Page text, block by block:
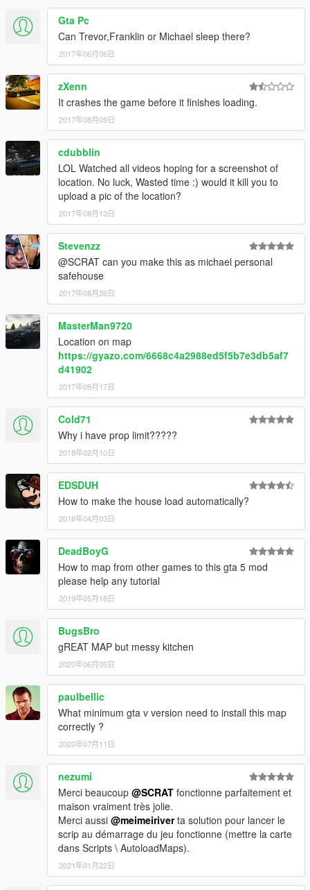
-Toilets
-A Room with jacuzzi
-Two terraces
-Swimming pool
-A bathroom
-A desk
-A Shielded room
-A living room
-A bedroom
-A dressing room
►It is located in Blaine county, east of the Alamo Sea after the
impasse across from Trevor trailer.
►The pool depth varies because the lake water rises and falls
continuously.
►Installation instructions in the archive.
►Credits to:
Guadmaz ►For its perfect map editor.
GTAMultiplayer Team ► For the object spawn unlocker
scorz ► For files object.ini of valids objects.
►Video presentation here► https://www.youtube.com/watch?
════════════════════════════════════════
══════════════════════════
Youtube Game68240 ► Subscribe :D
Gta Pc
Can Trevor,Franklin or Michael sleep there?
2017年06月06日
zXenn
It crashes the game before it finishes loading.
2017年08月09日
cdubblin
LOL Watched all videos hoping for a screenshot of
location. No luck, Wasted time :) would it kill you to
upload a pic of the location?
2017年08月13日
Stevenzz
@SCRAT can you make this as michael personal
safehouse
2017年08月26日
MasterMan9720
Location on map
https://gyazo.com/6668c4a2988ed5f5b7e3db5af7
d41902
2017年09月17日
Cold71
Why i have prop limit?????
2018年02月10日
EDSDUH
How to make the house load automatically?
2018年04月03日
DeadBoyG
How to map from other games to this gta 5 mod
please help any tutorial
2019年05月18日
BugsBro
gREAT MAP but messy kitchen
2020年06月05日
paulbellic
What minimum gta v version need to install this map
correctly ?
2020年07月11日
nezumi
Merci beaucoup @SCRAT fonctionne parfaitement et
maison vraiment très jolie.
Merci aussi @meimeiriverta solution pour lancer le
scrip au démarrage du jeu fonctionne (mettre la carte
dans Scripts \ AutoloadMaps).
2021年01月22日